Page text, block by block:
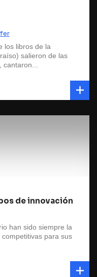
los libros de la
salieron de las
de innovación
han sido siempre la
para sus